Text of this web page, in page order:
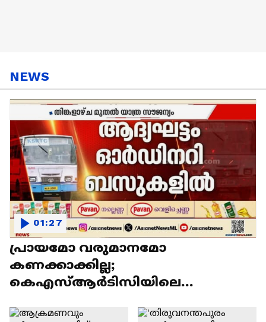
NEWS
പ്രായമോ വരുമാനമോ
കണക്കാക്കില്ല;
കെഎസ്ആർടിസിയിലെ
CP John | KSRTC
01:27